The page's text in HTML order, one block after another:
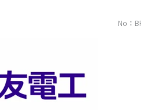
No：